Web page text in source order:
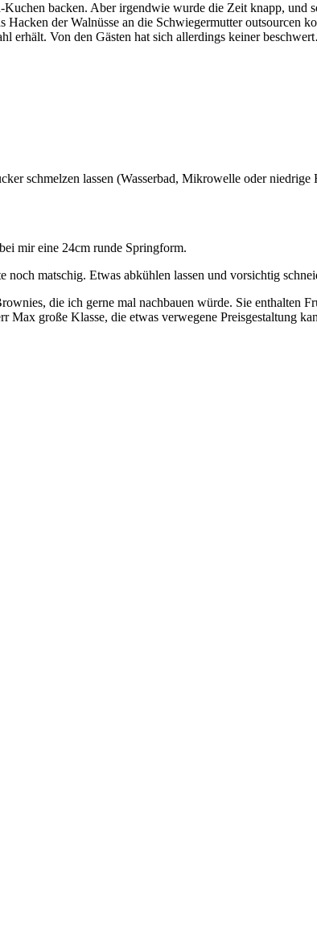
backen. Aber irgendwie wurde die Zeit knapp, und
der Walnüsse an die Schwiegermutter outsourcen
erhält. Von den Gästen hat sich allerdings keiner
schmelzen lassen (Wasserbad, Mikrowelle oder
mir eine 24cm runde Springform.
matschig. Etwas abkühlen lassen und vorsichtig
die ich gerne mal nachbauen würde. Sie enthalten
Max große Klasse, die etwas verwegene Preisgestaltung